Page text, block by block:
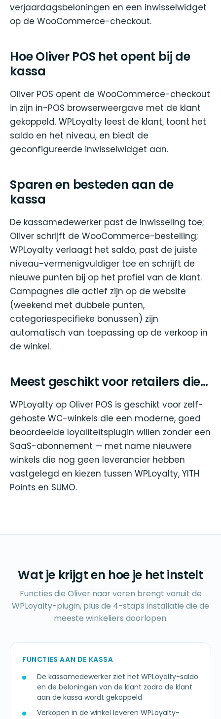
verjaardagsbeloningen en een inwisselwidget
op de WooCommerce-checkout.
Hoe Oliver POS het opent bij de
kassa
Oliver POS opent de WooCommerce-checkout
in zijn in-POS browserweergave met de klant
gekoppeld. WPLoyalty leest de klant, toont het
saldo en het niveau, en biedt de
geconfigureerde inwisselwidget aan.
Sparen en besteden aan de
kassa
De kassamedewerker past de inwisseling toe;
Oliver schrijft de WooCommerce-bestelling;
WPLoyalty verlaagt het saldo, past de juiste
niveau-vermenigvuldiger toe en schrijft de
nieuwe punten bij op het profiel van de klant.
Campagnes die actief zijn op de website
(weekend met dubbele punten,
categoriespecifieke bonussen) zijn
automatisch van toepassing op de verkoop in
de winkel.
Meest geschikt voor retailers die…
WPLoyalty op Oliver POS is geschikt voor zelf-
gehoste WC-winkels die een moderne, goed
beoordeelde loyaliteitsplugin willen zonder een
SaaS-abonnement — met name nieuwere
winkels die nog geen leverancier hebben
vastgelegd en kiezen tussen WPLoyalty, YITH
Points en SUMO.
Wat je krijgt en hoe je het instelt
Functies die Oliver naar voren brengt vanuit de
WPLoyalty-plugin, plus de 4-staps installatie die de
meeste winkeliers doorlopen.
FUNCTIES AAN DE KASSA
De kassamedewerker ziet het WPLoyalty-saldo
en de beloningen van de klant zodra de klant
aan de kassa wordt gekoppeld
Verkopen in de winkel leveren WPLoyalty-